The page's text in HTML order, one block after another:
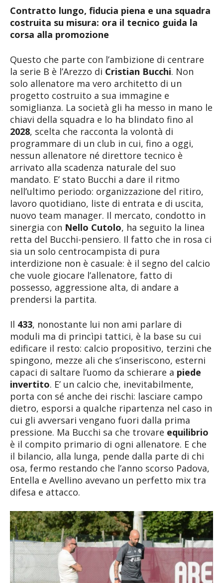
Contratto lungo, fiducia piena e una squadra
costruita su misura: ora il tecnico guida la
corsa alla promozione
Questo che parte con l’ambizione di centrare
la serie B è l’Arezzo di Cristian Bucchi. Non
solo allenatore ma vero architetto di un
progetto costruito a sua immagine e
somiglianza. La società gli ha messo in mano le
chiavi della squadra e lo ha blindato fino al
2028, scelta che racconta la volontà di
programmare di un club in cui, fino a oggi,
nessun allenatore né direttore tecnico è
arrivato alla scadenza naturale del suo
mandato. E’ stato Bucchi a dare il ritmo
nell’ultimo periodo: organizzazione del ritiro,
lavoro quotidiano, liste di entrata e di uscita,
nuovo team manager. Il mercato, condotto in
sinergia con Nello Cutolo, ha seguito la linea
retta del Bucchi-pensiero. Il fatto che in rosa ci
sia un solo centrocampista di pura
interdizione non è casuale: è il segno del calcio
che vuole giocare l’allenatore, fatto di
possesso, aggressione alta, di andare a
prendersi la partita.
Il 433, nonostante lui non ami parlare di
moduli ma di princìpi tattici, è la base su cui
edificare il resto: calcio propositivo, terzini che
spingono, mezze ali che s’inseriscono, esterni
capaci di saltare l’uomo da schierare a piede
invertito. E’ un calcio che, inevitabilmente,
porta con sé anche dei rischi: lasciare campo
dietro, esporsi a qualche ripartenza nel caso in
cui gli avversari vengano fuori dalla prima
pressione. Ma Bucchi sa che trovare equilibrio
è il compito primario di ogni allenatore. E che
il bilancio, alla lunga, pende dalla parte di chi
osa, fermo restando che l’anno scorso Padova,
Entella e Avellino avevano un perfetto mix tra
difesa e attacco.